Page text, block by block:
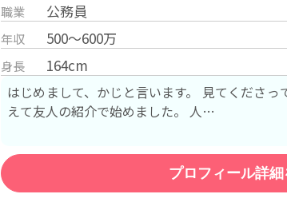
職業 公務員
年収 500～600万
身長 164cm
はじめまして、かじと言います。 見てくださってあ
えて友人の紹介で始めました。 人…
プロフィール詳